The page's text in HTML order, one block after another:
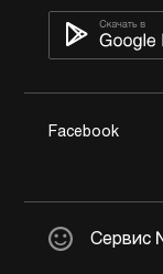
Facebook
Сервис